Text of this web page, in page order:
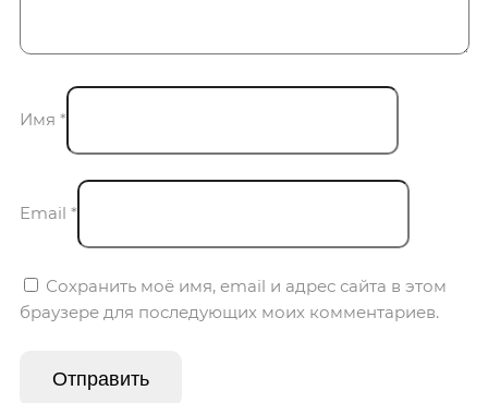
Имя *
Email *
Сохранить моё имя, email и адрес сайта в этом
браузере для последующих моих комментариев.